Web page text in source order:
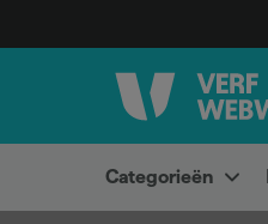
Categorieën